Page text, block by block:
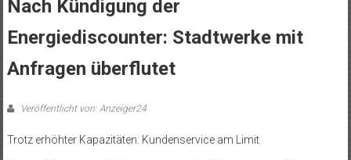
Nach Kündigung der
Energiediscounter: Stadtwerke mit
Anfragen überflutet
Veröffentlicht von: Anzeiger24
Trotz erhöhter Kapazitäten: Kundenservice am Limit